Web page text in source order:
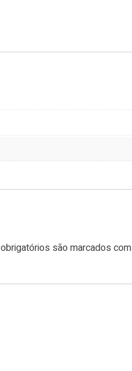
são marcados com